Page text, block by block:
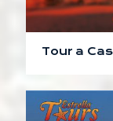
Tour a